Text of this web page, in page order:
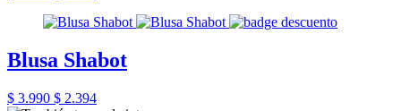
Blusa Shabot
$ 3.990 $ 2.394